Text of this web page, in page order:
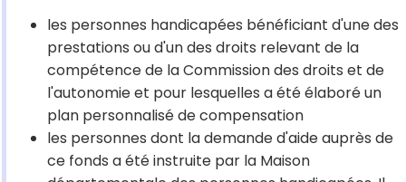
les personnes handicapées bénéficiant d'une des
prestations ou d'un des droits relevant de la
compétence de la Commission des droits et de
l'autonomie et pour lesquelles a été élaboré un
plan personnalisé de compensation
les personnes dont la demande d'aide auprès de
ce fonds a été instruite par la Maison